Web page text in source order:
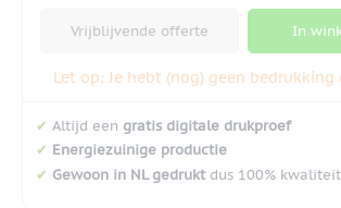
Vrijblijvende offerte In
Let op: Je hebt (nog) geen bedrukking
✔ Altijd een gratis digitale drukproef
✔ Energiezuinige productie
✔ Gewoon in NL gedruktdus 100%